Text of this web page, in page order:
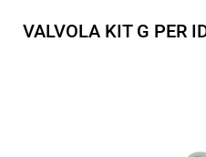
VALVOLA KIT G PER